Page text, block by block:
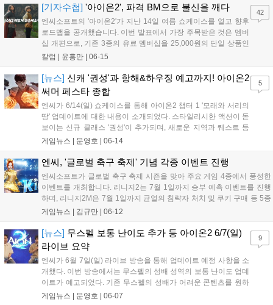
했다. 엔씨는 8개 직업군과 심리스 오픈 월드를 앞세워 해외 시장
[기자수첩] '아이온2', 파격 BM으로 불신을 깨다
엔씨소프트의 '아이온2'가 지난 14일 여름 쇼케이스를 열고 향후
로드맵을 공개했습니다. 이번 발표에서 가장 주목받은 것은 멤버
십 개편으로, 기존 3종의 유료 멤버십을 25,000원의 단일 상품인
'콰이링 특급 멤버십'으로 통합하고 이용 기간을 30일로 늘렸습니
씨소프트에 씌워졌던 과금 유도에 대한 유저들의 불신을 행동으
로 증명하며 긍정적인 평가를 받고 있습니다....
칼럼 | 윤홍만 | 06-15
42
[뉴스] 신캐 '권성'과 항해&하우징 예고까지! 아이온2
써머 페스타 종합
엔씨가 6/14(일) 쇼케이스를 통해 아이온2 챕터 1 '모래와 서리의
땅' 업데이트에 대한 내용이 소개되었다. 스타일리시한 액션이 돋
보이는 신규 클래스 '권성'이 추가되며, 새로운 지역과 퀘스트 등
도 추가된다. 또한 점령전이나 배틀로얄 등 스포츠성이 강화된 신
PVE 경쟁, 최대 레벨 확장과 파티 인원 증가, 월 25,000원으로의
유료 멤버십 변경 등이 공개되었다....
게임뉴스 | 문영호 | 06-14
5
엔씨, '글로벌 축구 축제' 기념 각종 이벤트 진행
엔씨소프트가 글로벌 축구 축제 시즌을 맞아 주요 게임 4종에서 풍성한
이벤트를 개최합니다. 리니지2는 7월 1일까지 승부 예측 이벤트를 진행
하며, 리니지2M은 7월 1일까지 균열의 침략자 처치 및 쿠키 구매 등 5종
의 행사를 엽니다. 리니지W는 6월 24일까지 축구공 아이템을 통해 보상
공합니다. 각 게임별로 다양한 보상이 준비되어 있으니 기간 내 참여해
즐기시길 바랍니다....
게임뉴스 | 김규만 | 06-12
[뉴스] 무스펠 보통 난이도 추가 등 아이온2 6/7(일)
라이브 요약
엔씨가 6월 7일(일) 라이브 방송을 통해 업데이트 예정 사항을 소
개했다. 이번 방송에서는 무스펠의 성배 성역의 보통 난이도 업데
이트가 예고되었다. 기존 무스펠의 성배가 어려운 콘텐츠를 원하
는 이용자들의 수요를 고려해 만들어져 비교적 접근성이 떨어지
게임뉴스 | 문영호 | 06-07
9